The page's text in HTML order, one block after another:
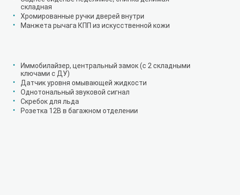
складная
Хромированные ручки дверей внутри
Манжета рычага КПП из искусственной кожи
Иммобилайзер, центральный замок (с 2 складными
ключами с ДУ)
Датчик уровня омывающей жидкости
Однотональный звуковой сигнал
Скребок для льда
Розетка 12В в багажном отделении